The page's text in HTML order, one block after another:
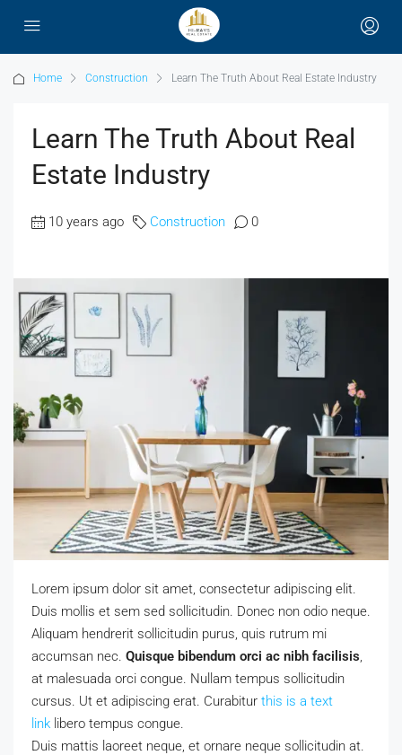
Home Construction Learn The Truth About Real Estate Industry
Learn The Truth About Real
Estate Industry
10 years ago Construction 0
Lorem ipsum dolor sit amet, consectetur adipiscing elit.
Duis mollis et sem sed sollicitudin. Donec non odio neque.
Aliquam hendrerit sollicitudin purus, quis rutrum mi
accumsan nec. Quisque bibendum orci ac nibh facilisis
at malesuada orci congue. Nullam tempus sollicitudin
cursus. Ut et adipiscing erat. Curabitur this is a text
link libero tempus congue.
Duis mattis laoreet neque, et ornare neque sollicitudin at.